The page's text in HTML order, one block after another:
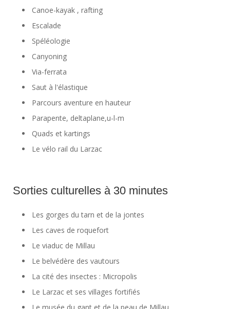
Canoe-kayak , rafting
Escalade
Spéléologie
Canyoning
Via-ferrata
Saut à l'élastique
Parcours aventure en hauteur
Parapente, deltaplane,u-l-m
Quads et kartings
Le vélo rail du Larzac
Sorties culturelles à 30 minutes
Les gorges du tarn et de la jontes
Les caves de roquefort
Le viaduc de Millau
Le belvédère des vautours
La cité des insectes : Micropolis
Le Larzac et ses villages fortifiés